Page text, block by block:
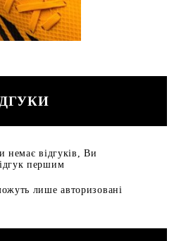
немає відгуків, Ви
першим
лише авторизовані